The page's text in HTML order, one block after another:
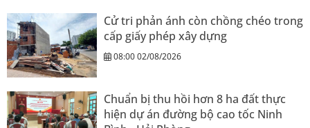
Cử tri phản ánh còn chồng chéo trong
cấp giấy phép xây dựng
08:00 02/08/2026
Chuẩn bị thu hồi hơn 8 ha đất thực
hiện dự án đường bộ cao tốc Ninh